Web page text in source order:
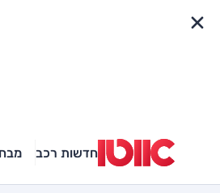
חדשות רכב